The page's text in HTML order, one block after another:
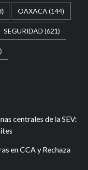
OAXACA (144)
SEGURIDAD (621)
centrales de la SEV:
en CCA y Rechaza